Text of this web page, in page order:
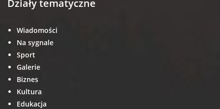
Działy tematyczne
Wiadomości
Na sygnale
Sport
Galerie
Biznes
Kultura
Edukacja